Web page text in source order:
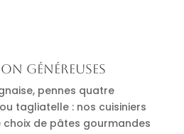
généreuses
pennes quatre
tagliatelle : nos cuisiniers
de pâtes gourmandes